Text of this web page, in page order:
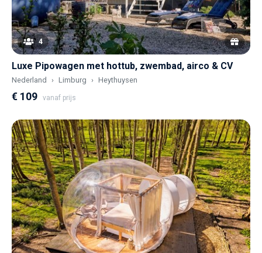
4
Luxe Pipowagen met hottub, zwembad, airco & CV
Nederland Limburg Heythuysen
€ 109 vanaf prijs